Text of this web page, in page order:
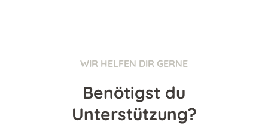
WIR HELFEN DIR GERNE
Benötigst du
Unterstützung?